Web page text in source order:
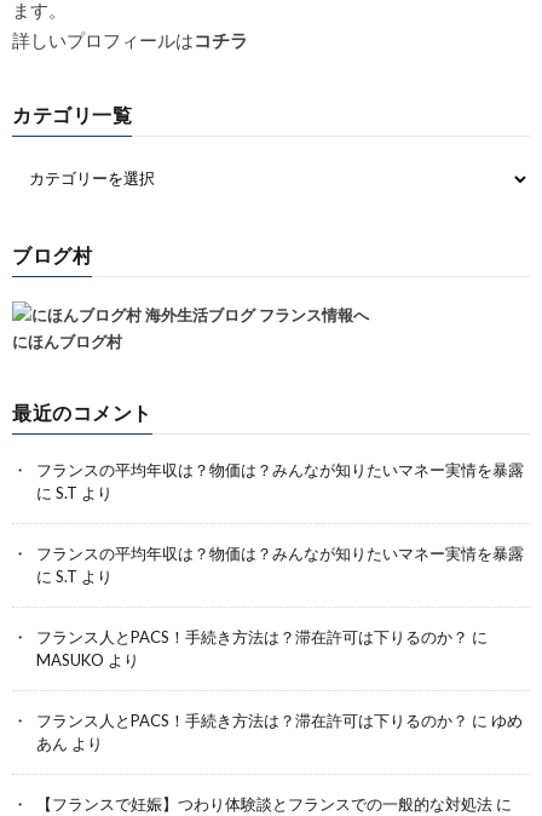
ます。
詳しいプロフィールはコチラ
カテゴリ一覧
ブログ村
にほんブログ村
最近のコメント
フランスの平均年収は？物価は？みんなが知りたいマネー実情を暴露
に S.T より
フランスの平均年収は？物価は？みんなが知りたいマネー実情を暴露
に S.T より
フランス人とPACS！手続き方法は？滞在許可は下りるのか？ に
MASUKO より
フランス人とPACS！手続き方法は？滞在許可は下りるのか？ に ゆめ
あん より
【フランスで妊娠】つわり体験談とフランスでの一般的な対処法 に